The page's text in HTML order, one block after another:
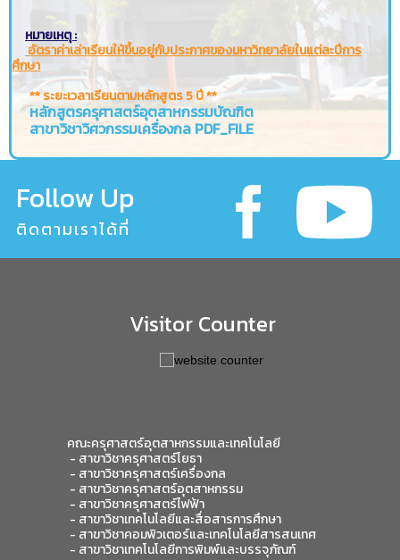
หมายเหตุ :
อัตราค่าเล่าเรียนให้ขึ้นอยู่กับประกาศของมหาวิทยาลัยในแต่ละปีการ
ศึกษา
** ระยะเวลาเรียนตามหลักสูตร 5 ปี **
หลักสูตรครุศาสตร์อุตสาหกรรมบัณฑิต
สาขาวิชาวิศวกรรมเครื่องกล PDF_FILE
Follow Up
ติดตามเราได้ที่
Visitor Counter
คณะครุศาสตร์อุตสาหกรรมและเทคโนโลยี
- สาขาวิชาครุศาสตร์โยธา
- สาขาวิชาครุศาสตร์เครื่องกล
- สาขาวิชาครุศาสตร์อุตสาหกรรม
- สาขาวิชาครุศาสตร์ไฟฟ้า
- สาขาวิชาเทคโนโลยีและสื่อสารการศึกษา
- สาขาวิชาคอมพิวเตอร์และเทคโนโลยีสารสนเทศ
- สาขาวิชาเทคโนโลยีการพิมพ์และบรรจุภัณฑ์